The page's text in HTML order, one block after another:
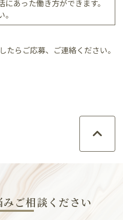
にあった働き方ができます。
たらご応募、ご連絡ください。
ご相談ください